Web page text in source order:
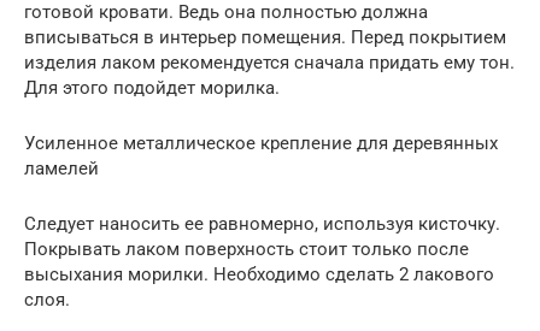
готовой кровати. Ведь она полностью должна
вписываться в интерьер помещения. Перед покрытием
изделия лаком рекомендуется сначала придать ему тон.
Для этого подойдет морилка.
Усиленное металлическое крепление для деревянных
ламелей
Следует наносить ее равномерно, используя кисточку.
Покрывать лаком поверхность стоит только после
высыхания морилки. Необходимо сделать 2 лакового
слоя.